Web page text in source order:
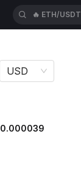
🔥 ETH/USDT
USD
0.000039